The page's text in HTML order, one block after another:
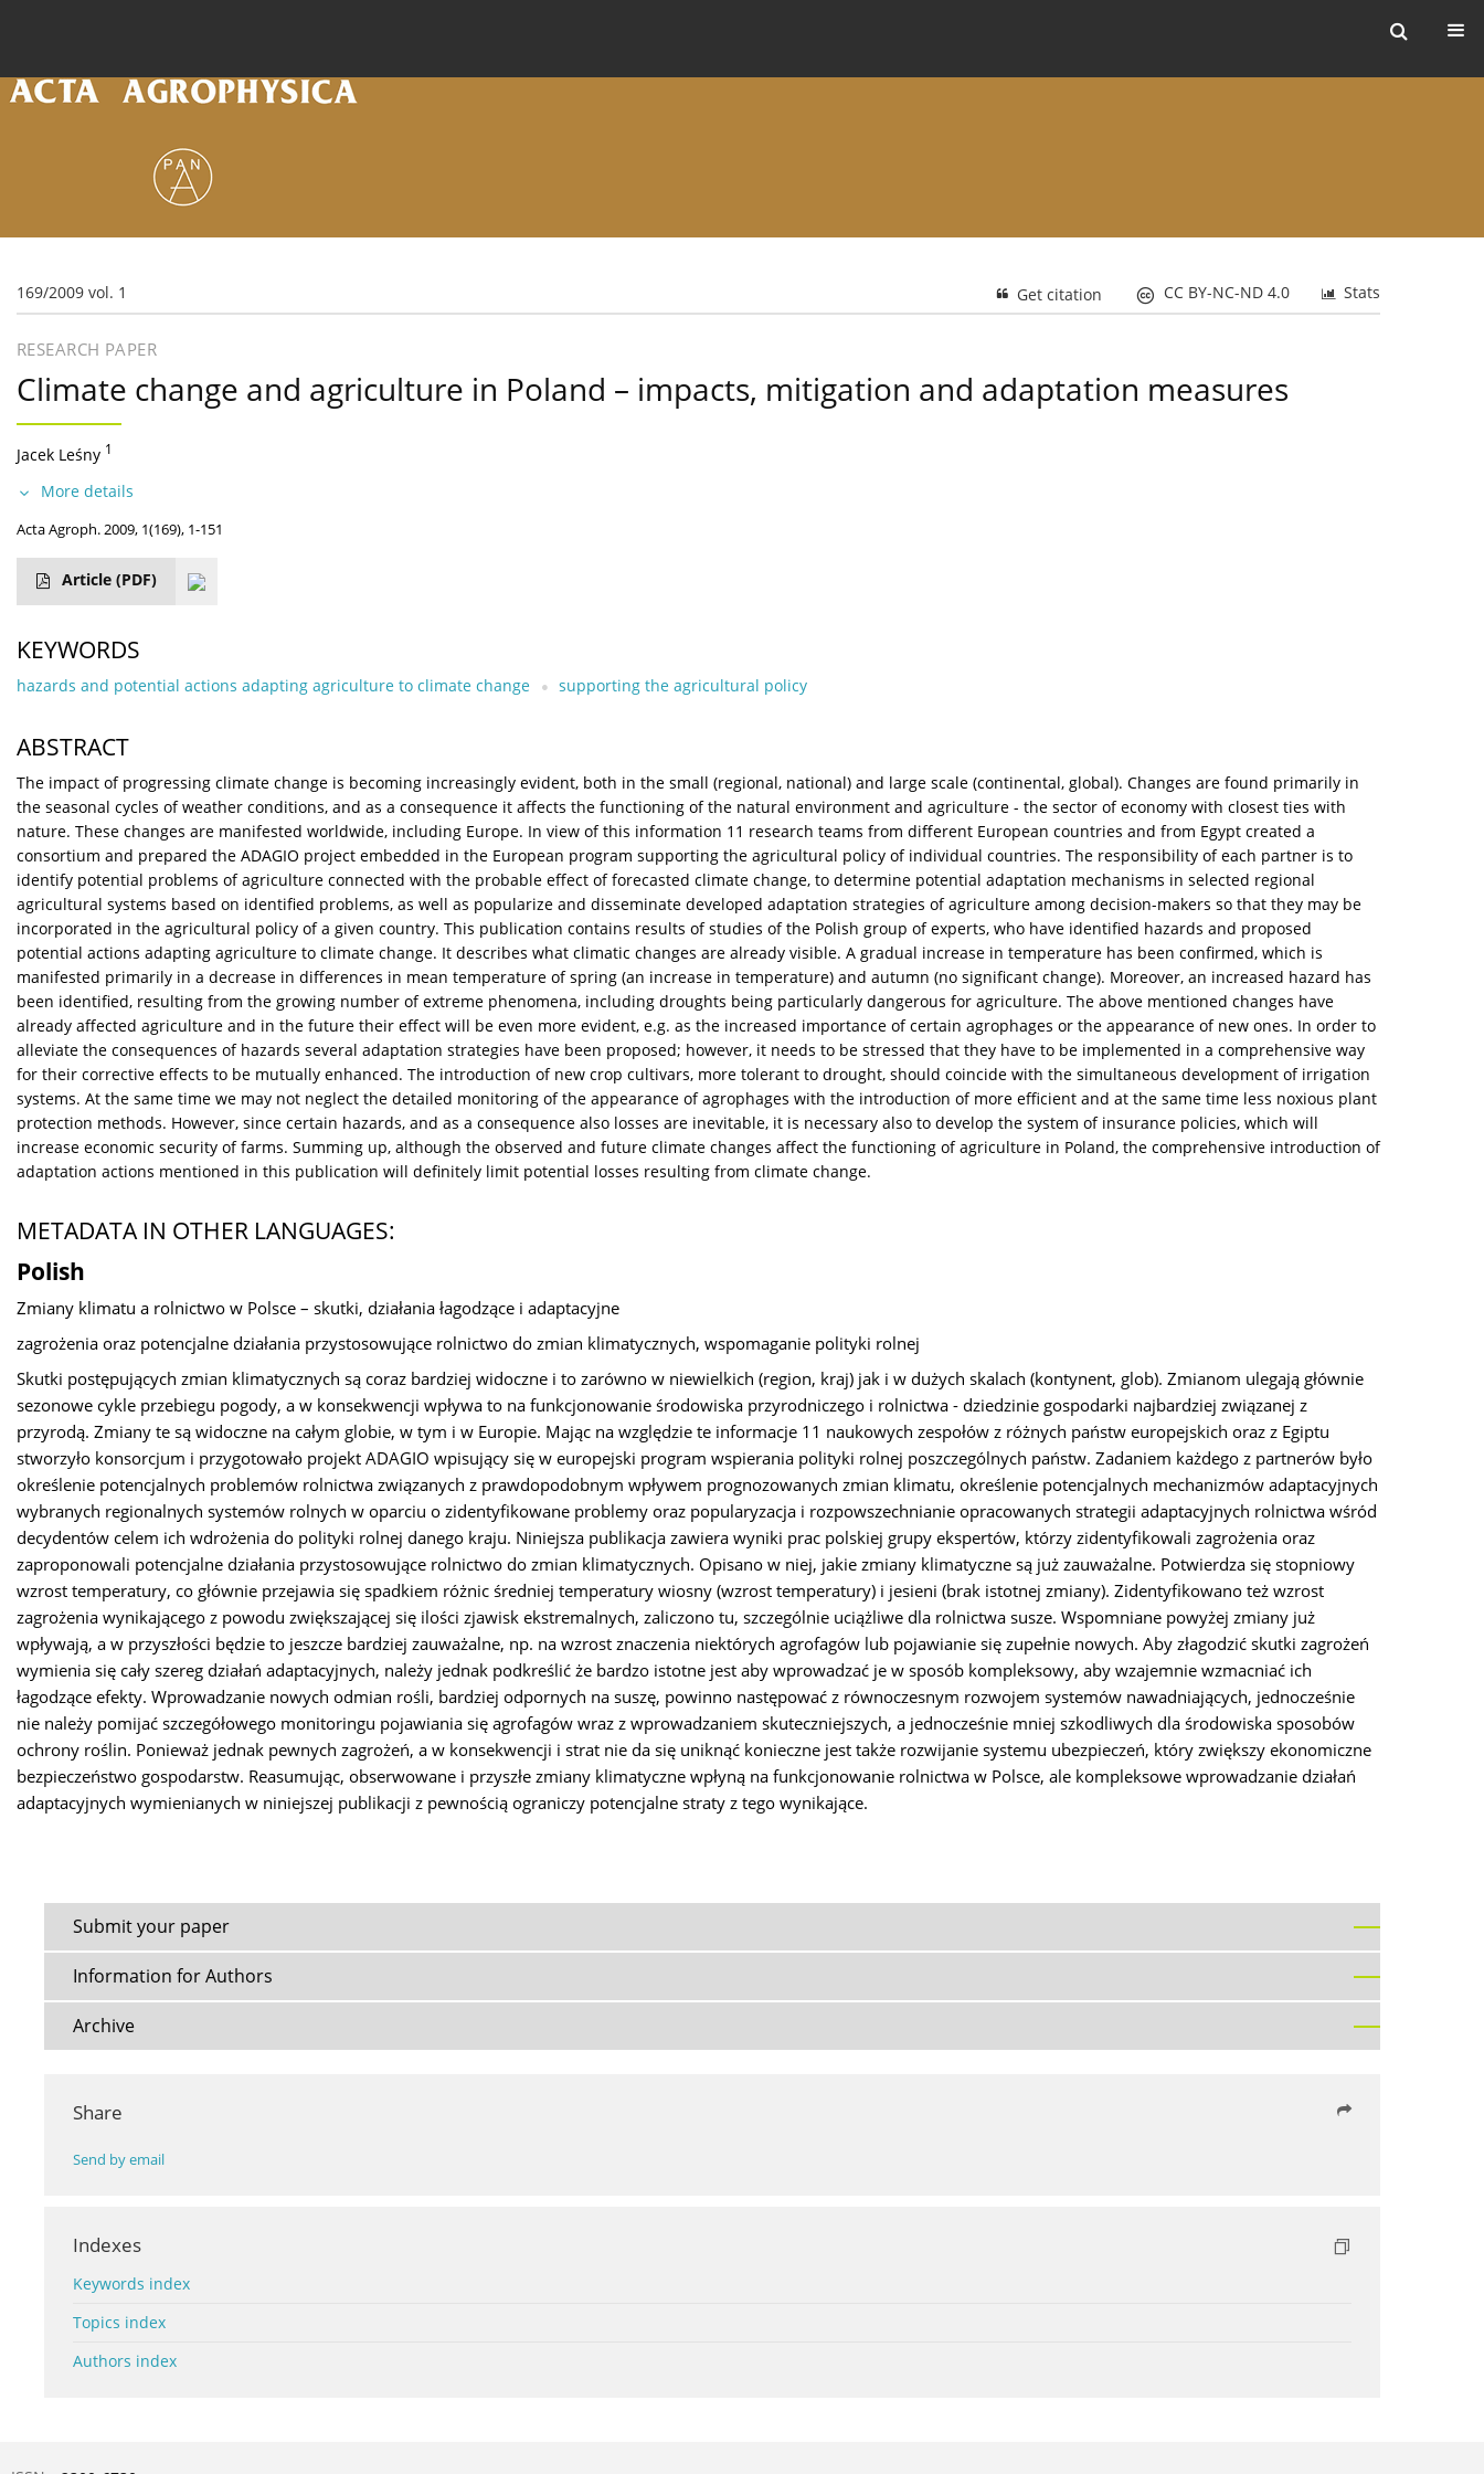
169/2009 vol. 1 Stats
CC BY-NC-ND 4.0
Get citation
RESEARCH PAPER
Climate change and agriculture in Poland – impacts, mitigation and adaptation measures
Jacek Leśny 1
More details
Acta Agroph. 2009, 1(169), 1-151
Article (PDF)
KEYWORDS
hazards and potential actions adapting agriculture to climate change supporting the agricultural policy
ABSTRACT
The impact of progressing climate change is becoming increasingly evident, both in the small (regional, national) and large scale (continental, global). Changes are found primarily in
the seasonal cycles of weather conditions, and as a consequence it affects the functioning of the natural environment and agriculture - the sector of economy with closest ties with
nature. These changes are manifested worldwide, including Europe. In view of this information 11 research teams from different European countries and from Egypt created a
consortium and prepared the ADAGIO project embedded in the European program supporting the agricultural policy of individual countries. The responsibility of each partner is to
identify potential problems of agriculture connected with the probable effect of forecasted climate change, to determine potential adaptation mechanisms in selected regional
agricultural systems based on identified problems, as well as popularize and disseminate developed adaptation strategies of agriculture among decision-makers so that they may be
incorporated in the agricultural policy of a given country. This publication contains results of studies of the Polish group of experts, who have identified hazards and proposed
potential actions adapting agriculture to climate change. It describes what climatic changes are already visible. A gradual increase in temperature has been confirmed, which is
manifested primarily in a decrease in differences in mean temperature of spring (an increase in temperature) and autumn (no significant change). Moreover, an increased hazard has
been identified, resulting from the growing number of extreme phenomena, including droughts being particularly dangerous for agriculture. The above mentioned changes have
already affected agriculture and in the future their effect will be even more evident, e.g. as the increased importance of certain agrophages or the appearance of new ones. In order to
alleviate the consequences of hazards several adaptation strategies have been proposed; however, it needs to be stressed that they have to be implemented in a comprehensive way
for their corrective effects to be mutually enhanced. The introduction of new crop cultivars, more tolerant to drought, should coincide with the simultaneous development of irrigation
systems. At the same time we may not neglect the detailed monitoring of the appearance of agrophages with the introduction of more efficient and at the same time less noxious plant
protection methods. However, since certain hazards, and as a consequence also losses are inevitable, it is necessary also to develop the system of insurance policies, which will
increase economic security of farms. Summing up, although the observed and future climate changes affect the functioning of agriculture in Poland, the comprehensive introduction of
adaptation actions mentioned in this publication will definitely limit potential losses resulting from climate change.
METADATA IN OTHER LANGUAGES:
Polish
Zmiany klimatu a rolnictwo w Polsce – skutki, działania łagodzące i adaptacyjne
zagrożenia oraz potencjalne działania przystosowujące rolnictwo do zmian klimatycznych, wspomaganie polityki rolnej
Skutki postępujących zmian klimatycznych są coraz bardziej widoczne i to zarówno w niewielkich (region, kraj) jak i w dużych skalach (kontynent, glob). Zmianom ulegają głównie
sezonowe cykle przebiegu pogody, a w konsekwencji wpływa to na funkcjonowanie środowiska przyrodniczego i rolnictwa - dziedzinie gospodarki najbardziej związanej z
przyrodą. Zmiany te są widoczne na całym globie, w tym i w Europie. Mając na względzie te informacje 11 naukowych zespołów z różnych państw europejskich oraz z Egiptu
stworzyło konsorcjum i przygotowało projekt ADAGIO wpisujący się w europejski program wspierania polityki rolnej poszczególnych państw. Zadaniem każdego z partnerów było
określenie potencjalnych problemów rolnictwa związanych z prawdopodobnym wpływem prognozowanych zmian klimatu, określenie potencjalnych mechanizmów adaptacyjnych
wybranych regionalnych systemów rolnych w oparciu o zidentyfikowane problemy oraz popularyzacja i rozpowszechnianie opracowanych strategii adaptacyjnych rolnictwa wśród
decydentów celem ich wdrożenia do polityki rolnej danego kraju. Niniejsza publikacja zawiera wyniki prac polskiej grupy ekspertów, którzy zidentyfikowali zagrożenia oraz
zaproponowali potencjalne działania przystosowujące rolnictwo do zmian klimatycznych. Opisano w niej, jakie zmiany klimatyczne są już zauważalne. Potwierdza się stopniowy
wzrost temperatury, co głównie przejawia się spadkiem różnic średniej temperatury wiosny (wzrost temperatury) i jesieni (brak istotnej zmiany). Zidentyfikowano też wzrost
zagrożenia wynikającego z powodu zwiększającej się ilości zjawisk ekstremalnych, zaliczono tu, szczególnie uciążliwe dla rolnictwa susze. Wspomniane powyżej zmiany już
wpływają, a w przyszłości będzie to jeszcze bardziej zauważalne, np. na wzrost znaczenia niektórych agrofagów lub pojawianie się zupełnie nowych. Aby złagodzić skutki zagrożeń
wymienia się cały szereg działań adaptacyjnych, należy jednak podkreślić że bardzo istotne jest aby wprowadzać je w sposób kompleksowy, aby wzajemnie wzmacniać ich
łagodzące efekty. Wprowadzanie nowych odmian rośli, bardziej odpornych na suszę, powinno następować z równoczesnym rozwojem systemów nawadniających, jednocześnie
nie należy pomijać szczegółowego monitoringu pojawiania się agrofagów wraz z wprowadzaniem skuteczniejszych, a jednocześnie mniej szkodliwych dla środowiska sposobów
ochrony roślin. Ponieważ jednak pewnych zagrożeń, a w konsekwencji i strat nie da się uniknąć konieczne jest także rozwijanie systemu ubezpieczeń, który zwiększy ekonomiczne
bezpieczeństwo gospodarstw. Reasumując, obserwowane i przyszłe zmiany klimatyczne wpłyną na funkcjonowanie rolnictwa w Polsce, ale kompleksowe wprowadzanie działań
adaptacyjnych wymienianych w niniejszej publikacji z pewnością ograniczy potencjalne straty z tego wynikające.
Submit your paper
Information for Authors
Archive
Share
Send by email
Indexes
Keywords index
Topics index
Authors index